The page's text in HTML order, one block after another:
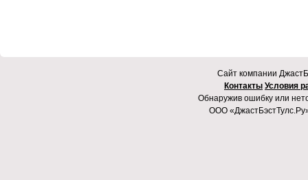
Cайт компании
Контакты Условия
Обнаружив ошибку или
ООО